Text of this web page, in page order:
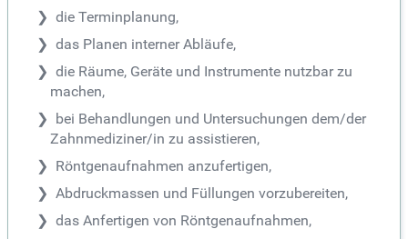
die Terminplanung,
das Planen interner Abläufe,
die Räume, Geräte und Instrumente nutzbar zu
machen,
bei Behandlungen und Untersuchungen dem/der
Zahnmediziner/in zu assistieren,
Röntgenaufnahmen anzufertigen,
Abdruckmassen und Füllungen vorzubereiten,
das Anfertigen von Röntgenaufnahmen,